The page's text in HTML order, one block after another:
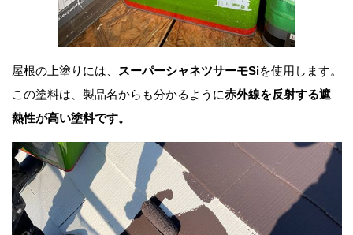
屋根の上塗りには、 スーパーシャネツサーモSiを使用します。
この塗料は、製品名からも分かるように赤外線を反射する遮
熱性が高い塗料です。